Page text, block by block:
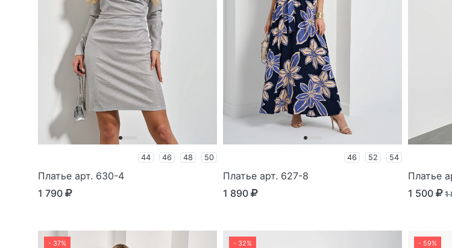
44 46 48 50
Платье арт. 630-4
1 790
46 52 54
Платье арт. 627-8
1 890
Платье
1 500
1
- 37% - 32% - 59%